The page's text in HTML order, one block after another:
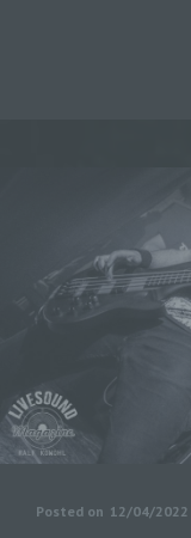
Posted on 12/04/2022